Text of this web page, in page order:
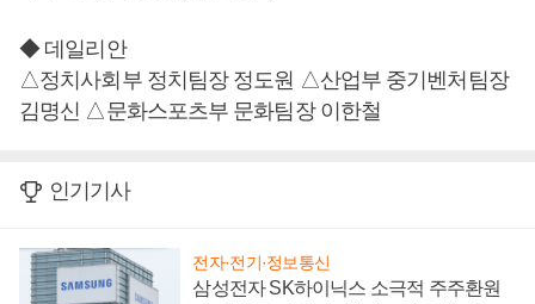
◆ 데일리안
△정치사회부 정치팀장 정도원 △산업부 중기벤처팀장
김명신 △문화스포츠부 문화팀장 이한철
인기기사
전자·전기·정보통신
삼성전자 SK하이닉스 소극적 주주환원